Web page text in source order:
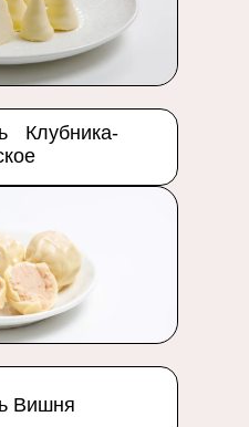
Клубника-
Вишня